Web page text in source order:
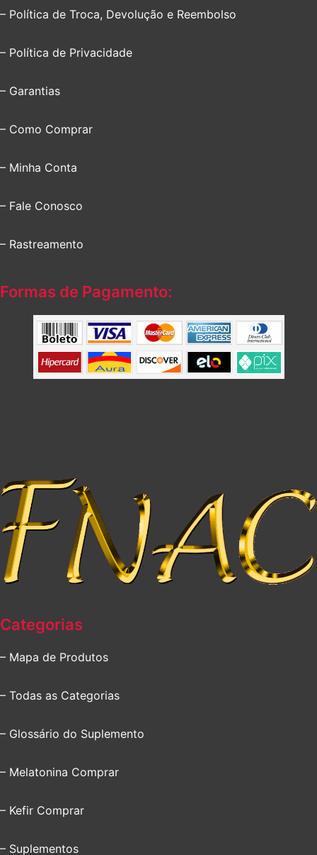
– Política de Troca, Devolução e Reembolso
– Política de Privacidade
– Garantias
– Como Comprar
– Minha Conta
– Fale Conosco
– Rastreamento
Formas de Pagamento:
Categorias
– Mapa de Produtos
– Todas as Categorias
– Glossário do Suplemento
– Melatonina Comprar
– Kefir Comprar
– Suplementos